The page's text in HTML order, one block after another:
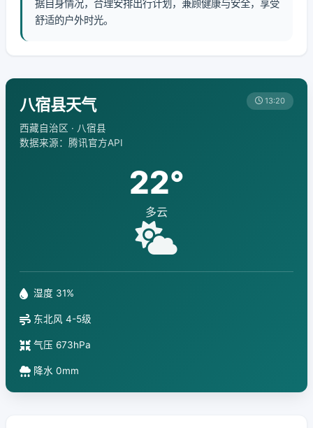
据自身情况，合理安排出行计划，兼顾健康与安全，享受
舒适的户外时光。
八宿县天气
西藏自治区 · 八宿县
数据来源：腾讯官方API
13:20
22°
多云
湿度 31%
东北风 4-5级
气压 673hPa
降水 0mm